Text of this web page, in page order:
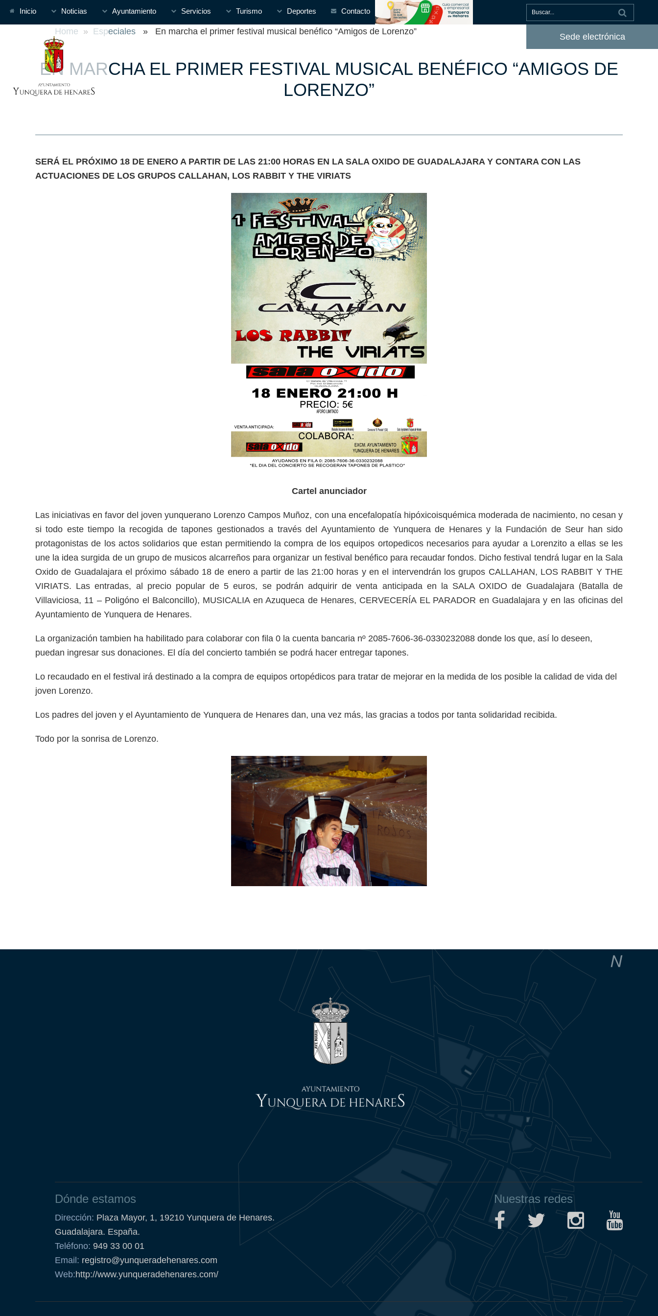
Inicio Noticias Ayuntamiento Servicios Turismo Deportes Contacto
Sede electrónica
Home » Especiales » En marcha el primer festival musical benéfico “Amigos de Lorenzo”
EN MARCHA EL PRIMER FESTIVAL MUSICAL BENÉFICO “AMIGOS DE
LORENZO”
SERÁ EL PRÓXIMO 18 DE ENERO A PARTIR DE LAS 21:00 HORAS EN LA SALA OXIDO DE GUADALAJARA Y CONTARA CON LAS
ACTUACIONES DE LOS GRUPOS CALLAHAN, LOS RABBIT Y THE VIRIATS
Cartel anunciador
Las iniciativas en favor del joven yunquerano Lorenzo Campos Muñoz, con una encefalopatía hipóxicoisquémica moderada de nacimiento, no cesan y
si todo este tiempo la recogida de tapones gestionados a través del Ayuntamiento de Yunquera de Henares y la Fundación de Seur han sido
protagonistas de los actos solidarios que estan permitiendo la compra de los equipos ortopedicos necesarios para ayudar a Lorenzito a ellas se les
une la idea surgida de un grupo de musicos alcarreños para organizar un festival benéfico para recaudar fondos. Dicho festival tendrá lugar en la Sala
Oxido de Guadalajara el próximo sábado 18 de enero a partir de las 21:00 horas y en el intervendrán los grupos CALLAHAN, LOS RABBIT Y THE
VIRIATS. Las entradas, al precio popular de 5 euros, se podrán adquirir de venta anticipada en la SALA OXIDO de Guadalajara (Batalla de
Villaviciosa, 11 – Poligóno el Balconcillo), MUSICALIA en Azuqueca de Henares, CERVECERÍA EL PARADOR en Guadalajara y en las oficinas del
Ayuntamiento de Yunquera de Henares.
La organización tambien ha habilitado para colaborar con fila 0 la cuenta bancaria nº 2085-7606-36-0330232088 donde los que, así lo deseen,
puedan ingresar sus donaciones. El día del concierto también se podrá hacer entregar tapones.
Lo recaudado en el festival irá destinado a la compra de equipos ortopédicos para tratar de mejorar en la medida de los posible la calidad de vida del
joven Lorenzo.
Los padres del joven y el Ayuntamiento de Yunquera de Henares dan, una vez más, las gracias a todos por tanta solidaridad recibida.
Todo por la sonrisa de Lorenzo.
Dónde estamos
Dirección: Plaza Mayor, 1, 19210 Yunquera de Henares.
Guadalajara. España.
Teléfono: 949 33 00 01
Email: registro@yunqueradehenares.com
Web:http://www.yunqueradehenares.com/
Nuestras redes